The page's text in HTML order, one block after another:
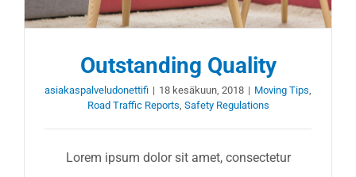
Outstanding Quality
asiakaspalveludonettifi | 18 kesäkuun, 2018 | Moving Tips
Road Traffic Reports Safety Regulations
Lorem ipsum dolor sit amet, consectetur